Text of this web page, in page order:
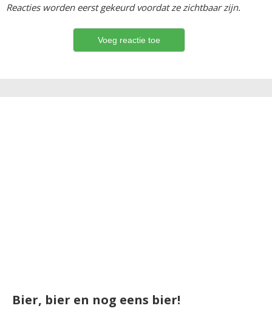
Reacties worden eerst gekeurd voordat ze zichtbaar zijn.
Bier, bier en nog eens bier!